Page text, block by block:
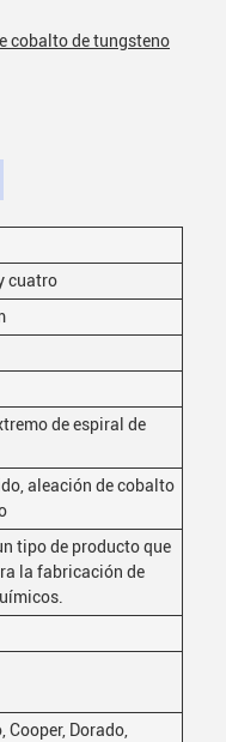
cobalto de tungsteno
cuatro
de espiral de
aleación de cobalto
tipo de producto que
la fabricación de
Cooper, Dorado,